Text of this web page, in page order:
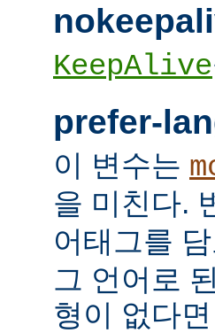
KeepAlive
prefer-
이 변수는
을 미친다.
어태그를
그 언어로
형이 없다